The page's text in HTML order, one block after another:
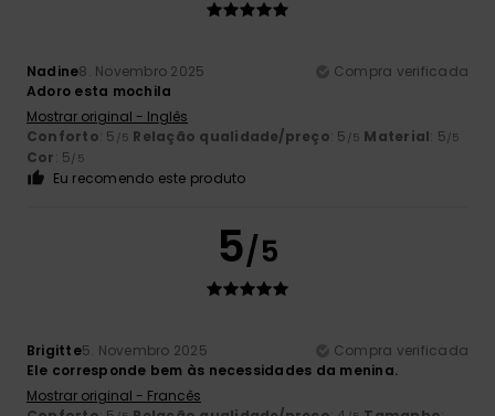
Nadine8. Novembro 2025
Compra verificada
Adoro esta mochila
Mostrar original - Inglês
Conforto: 5 /5 Relação qualidade/preço: 5 /5 Material: 5/5
Cor: 5/5
Eu recomendo este produto
5/5
Brigitte5. Novembro 2025
Compra verificada
Ele corresponde bem às necessidades da menina.
Mostrar original - Francês